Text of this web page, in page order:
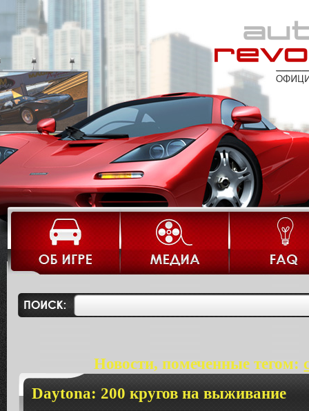
Новости, помеченные тегом:
Daytona: 200 кругов на выживание